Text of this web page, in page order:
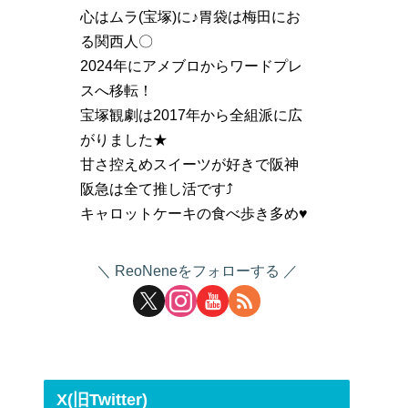
心はムラ(宝塚)に♪胃袋は梅田にお
る関西人〇
2024年にアメブロからワードプレ
スへ移転！
宝塚観劇は2017年から全組派に広
がりました★
甘さ控えめスイーツが好きで阪神
阪急は全て推し活です⤴
キャロットケーキの食べ歩き多め♥
ReoNeneをフォローする
X(旧Twitter)